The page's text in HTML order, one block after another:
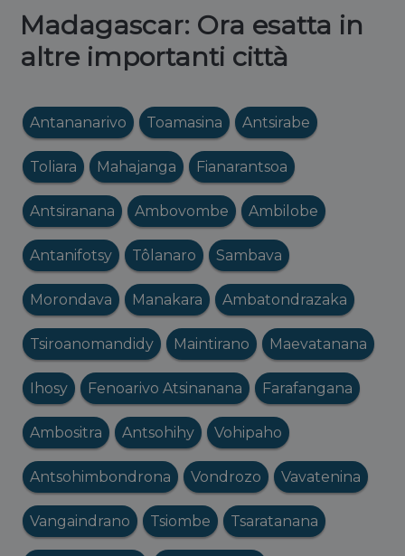
Madagascar: Ora esatta in
altre importanti città
Antananarivo Toamasina Antsirabe
Toliara Mahajanga Fianarantsoa
Antsiranana Ambovombe Ambilobe
Antanifotsy Tôlanaro Sambava
Morondava Manakara Ambatondrazaka
Tsiroanomandidy Maintirano Maevatanana
Ihosy Fenoarivo Atsinanana Farafangana
Ambositra Antsohihy Vohipaho
Antsohimbondrona Vondrozo Vavatenina
Vangaindrano Tsiombe Tsaratanana